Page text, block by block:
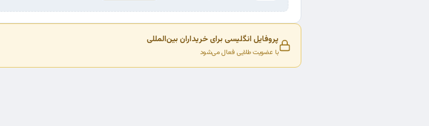
پروفایل انگلیسی برای خریداران بین‌المللی
با عضویت طلایی فعال می‌شود